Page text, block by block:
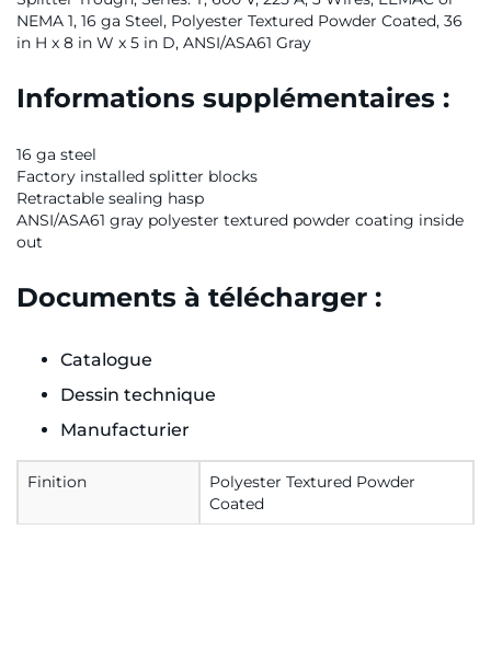
NEMA 1, 16 ga Steel, Polyester Textured Powder Coated, 36
in H x 8 in W x 5 in D, ANSI/ASA61 Gray
Informations supplémentaires :
16 ga steel
Factory installed splitter blocks
Retractable sealing hasp
ANSI/ASA61 gray polyester textured powder coating inside
out
Documents à télécharger :
Catalogue
Dessin technique
Manufacturier
Finition
Polyester Textured Powder
Coated